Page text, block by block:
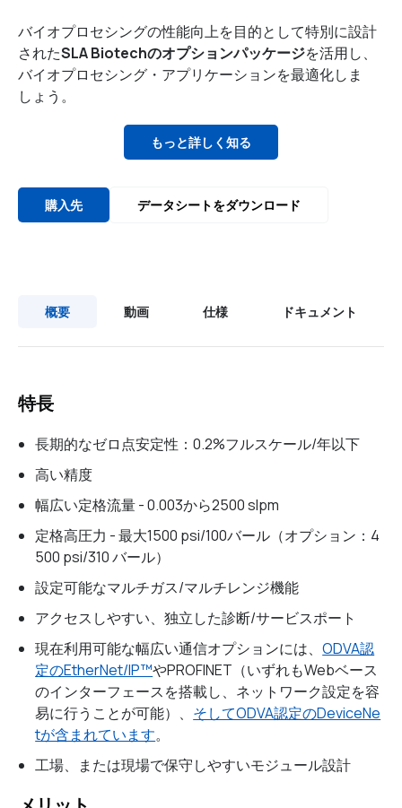
バイオプロセシングの性能向上を目的として特別に設計
されたSLA Biotechのオプションパッケージを活用し、
バイオプロセシング・アプリケーションを最適化しま
しょう。
もっと詳しく知る
購入先 データシートをダウンロード
概要 動画 仕様 ドキュメント
特長
長期的なゼロ点安定性：0.2%フルスケール/年以下
高い精度
幅広い定格流量 - 0.003から2500 slpm
定格高圧力 - 最大1500 psi/100バール（オプション：4
500 psi/310 バール）
設定可能なマルチガス/マルチレンジ機能
アクセスしやすい、独立した診断/サービスポート
現在利用可能な幅広い通信オプションには、ODVA認
定のEtherNet/IP™やPROFINET（いずれもWebベース
のインターフェースを搭載し、ネットワーク設定を容
易に行うことが可能）、 そしてODVA認定のDeviceNe
tが含まれています。
工場、または現場で保守しやすいモジュール設計